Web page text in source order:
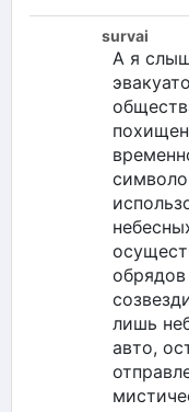
survai
А я
обрядов
лишь
авто,